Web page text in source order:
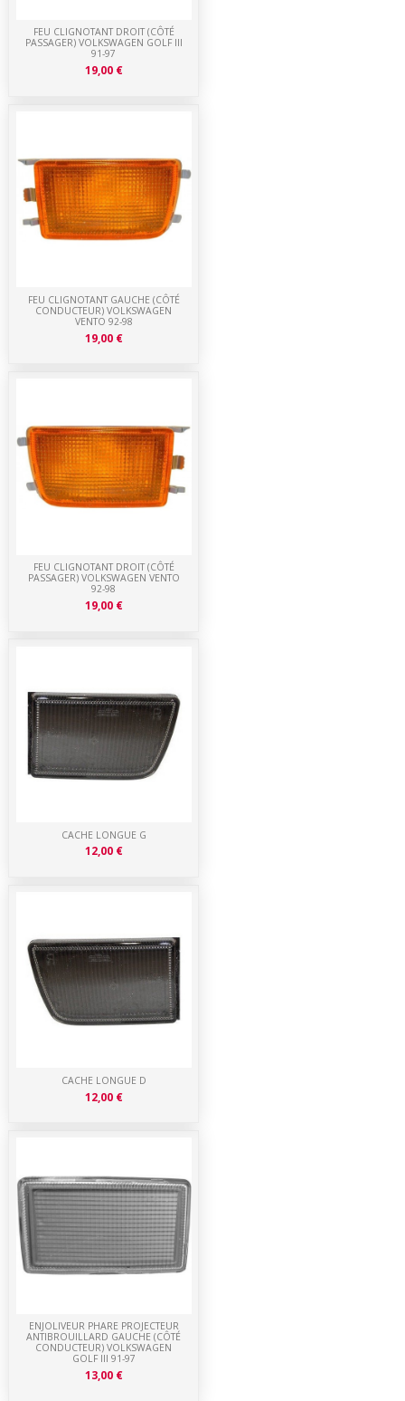
ENJOLIVEUR PHARE PROJECTEUR
ANTIBROUILLARD GAUCHE (CÔTÉ
CONDUCTEUR) VOLKSWAGEN
GOLF III 91-97
13,00 €
CACHE LONGUE D
12,00 €
CACHE LONGUE G
12,00 €
FEU CLIGNOTANT DROIT (CÔTÉ
PASSAGER) VOLKSWAGEN VENTO
92-98
19,00 €
FEU CLIGNOTANT GAUCHE (CÔTÉ
CONDUCTEUR) VOLKSWAGEN
VENTO 92-98
19,00 €
FEU CLIGNOTANT DROIT (CÔTÉ
PASSAGER) VOLKSWAGEN GOLF III
91-97
19,00 €